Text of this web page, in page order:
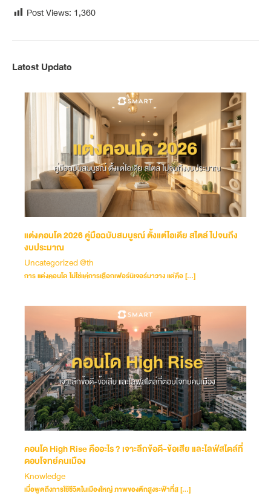
Post Views: 1,360
Latest Update
แต่งคอนโด 2026 คู่มือฉบับสมบูรณ์ ตั้งแต่ไอเดีย สไตล์ ไปจนถึง
งบประมาณ
Uncategorized @th
การ แต่งคอนโด ไม่ใช่แค่การเลือกเฟอร์นิเจอร์มาวาง แต่คือ […]
คอนโด High Rise คืออะไร ? เจาะลึกข้อดี-ข้อเสีย และไลฟ์สไตล์ที่
ตอบโจทย์คนเมือง
Knowledge
เมื่อพูดถึงการใช้ชีวิตในเมืองใหญ่ ภาพของตึกสูงระฟ้าที่ส […]